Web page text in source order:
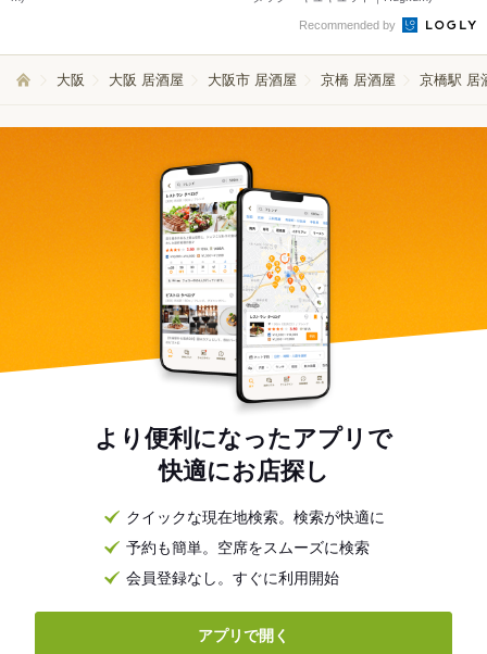
Recommended by
大阪 大阪 居酒屋 大阪市 居酒屋 京橋 居酒屋 京橋駅 居
より便利になったアプリで
快適にお店探し
クイックな現在地検索。検索が快適に
予約も簡単。空席をスムーズに検索
会員登録なし。すぐに利用開始
アプリで開く